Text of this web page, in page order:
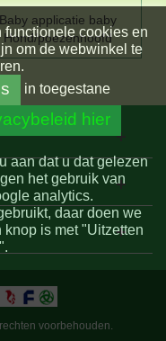
Baby applicatie baby
Hond/poezenhoofd
functionele cookies en
om de webwinkel te
in toegestane
hier
aan dat u dat gelezen
het gebruik van
analytics.
daar doen we
is met "Uitzetten
voorbehouden.